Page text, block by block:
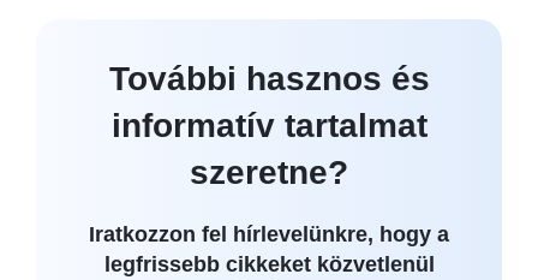
További hasznos és
informatív tartalmat
szeretne?
Iratkozzon fel hírlevelünkre, hogy a
legfrissebb cikkeket közvetlenül